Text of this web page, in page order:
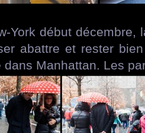
York début décembre,
abattre et rester
dans Manhattan. Les